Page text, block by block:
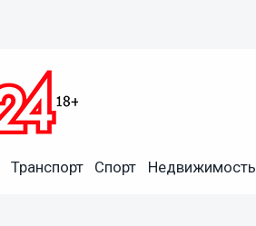
Транспорт Спорт Недвижимость